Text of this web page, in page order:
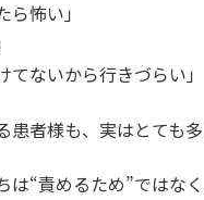
ら怖い」
てないから行きづらい」
患者様も、実はとても多
は“責めるため”ではな